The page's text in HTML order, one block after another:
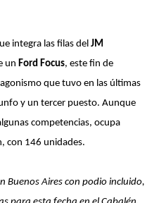
integra las filas del JM
un Ford Focus, este fin de
que tuvo en las últimas
y un tercer puesto. Aunque
competencias, ocupa
con 146 unidades.
Buenos Aires con podio incluido,